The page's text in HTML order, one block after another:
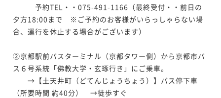
予約TEL・・075-491-1166（最終受付・・前日の
夕方18:00まで　※ご予約のお客様がいらっしゃらない場
合、運行を休止する場合がございます）
②京都駅前バスターミナル（京都タワー側）から京都市バ
ス６号系統「佛教大学・玄琢行き」にご乗車。
→【土天井町（どてんじょうちょう）】バス停下車
（所要時間 約40分）　→徒歩すぐ